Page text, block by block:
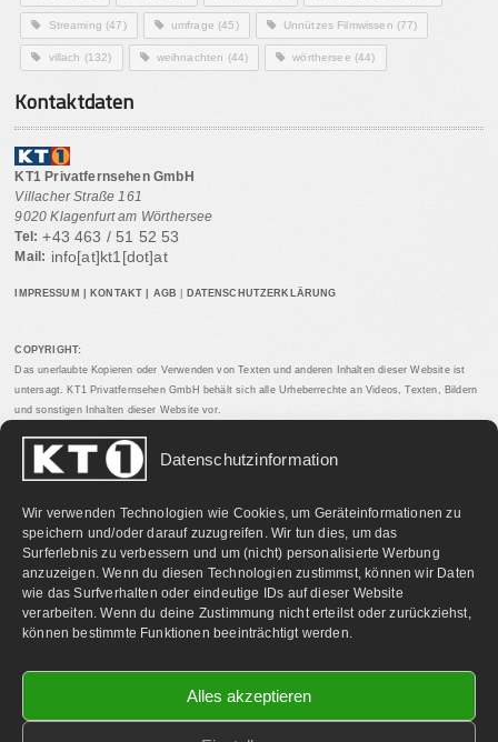
Datenschutzinformation
Wir verwenden Technologien wie Cookies, um Geräteinformationen zu
speichern und/oder darauf zuzugreifen. Wir tun dies, um das
Surferlebnis zu verbessern und um (nicht) personalisierte Werbung
anzuzeigen. Wenn du diesen Technologien zustimmst, können wir Daten
wie das Surfverhalten oder eindeutige IDs auf dieser Website
verarbeiten. Wenn du deine Zustimmung nicht erteilst oder zurückziehst,
können bestimmte Funktionen beeinträchtigt werden.
Alles akzeptieren
Streaming (47) umfrage (45) Unnützes Filmwissen (77)
villach (132) weihnachten (44) wörthersee (44)
Kontaktdaten
KT1 Privatfernsehen GmbH
Villacher Straße 161
9020 Klagenfurt am Wörthersee
Tel: +43 463 / 51 52 53
Mail: info[at]kt1[dot]at
IMPRESSUM KONTAKT AGB DATENSCHUTZERKLÄRUNG
COPYRIGHT:
Das unerlaubte Kopieren oder Verwenden von Texten und anderen Inhalten dieser Website ist
untersagt. KT1 Privatfernsehen GmbH behält sich alle Urheberrechte an Videos, Texten, Bildern
und sonstigen Inhalten dieser Website vor.
PARTNERLINKS: